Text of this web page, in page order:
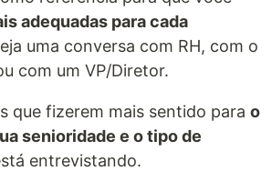
adequadas para cada
uma conversa com RH, com o
com um VP/Diretor.
que fizerem mais sentido para o
senioridade e o tipo de
entrevistando.